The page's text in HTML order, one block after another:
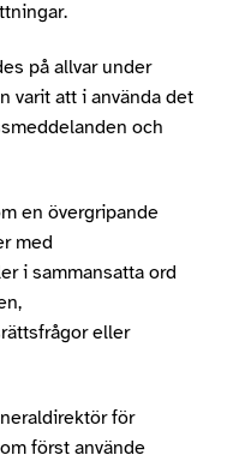
på allvar under
varit att i använda det
och
en övergripande
med
i sammansatta ord
eller
för
först använde